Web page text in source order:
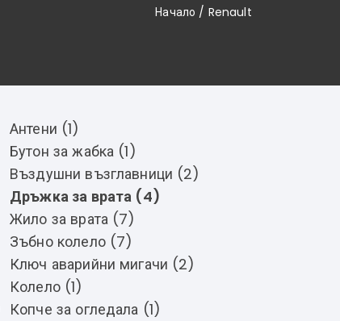
Начало / Renault
Антени (1)
Бутон за жабка (1)
Въздушни възглавници (2)
Дръжка за врата (4)
Жило за врата (7)
Зъбно колело (7)
Ключ аварийни мигачи (2)
Колело (1)
Копче за огледала (1)